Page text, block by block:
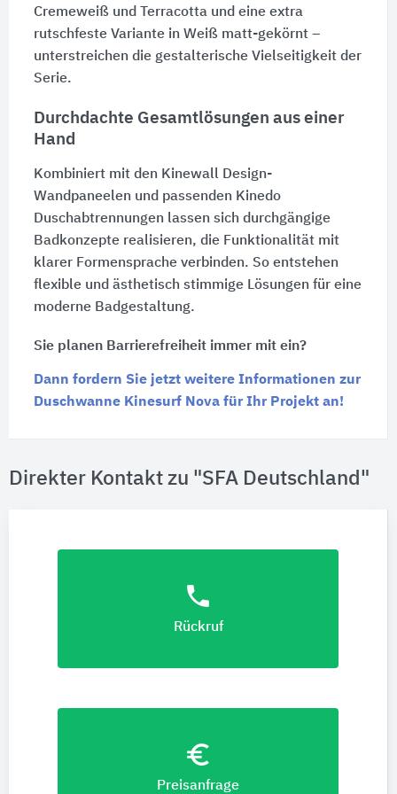
Cremeweiß und Terracotta und eine extra
rutschfeste Variante in Weiß matt-gekörnt –
unterstreichen die gestalterische Vielseitigkeit der
Serie.
Durchdachte Gesamtlösungen aus einer
Hand
Kombiniert mit den Kinewall Design-
Wandpaneelen und pas­sen­den Kinedo
Duschabtrennungen lassen sich durchgängige
Bad­kon­zepte realisieren, die Funktionalität mit
klarer Formen­sprache verbinden. So entstehen
flexible und ästhetisch stimmige Lösungen für eine
moderne Badgestaltung.
Sie planen Barrierefreiheit immer mit ein?
Dann fordern Sie jetzt weitere Informationen zur
Dusch­wanne Kinesurf Nova für Ihr Projekt an!
Direkter Kontakt zu "SFA Deutschland"
phone
Rückruf
euro_symbol
Preisanfrage